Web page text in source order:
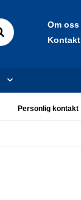
Om oss
Kontakt
Personlig kontakt